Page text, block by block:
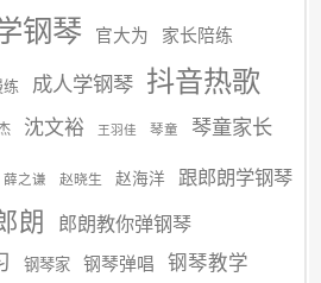
钢琴 官大为 家长陪练
成人学钢琴 抖音热歌
沈文裕 王羽佳 琴童 琴童家长
薛之谦 赵晓生 赵海洋 跟郎朗学钢琴
朗 郎朗教你弹钢琴
钢琴家 钢琴弹唱 钢琴教学